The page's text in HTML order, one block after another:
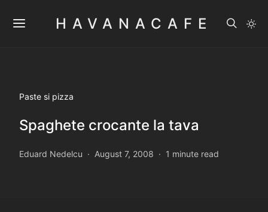
HAVANACAFE
Paste si pizza
Spaghete crocante la tava
Eduard Nedelcu August 7, 2008 1 minute read